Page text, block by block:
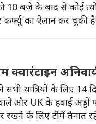
बजे के बाद से कोई
कर्फ्यू का ऐलान कर चुकी
यात्रियों के लिए 14
और UK के हवाई अड्डों
रखने के लिए टीमें तैनात